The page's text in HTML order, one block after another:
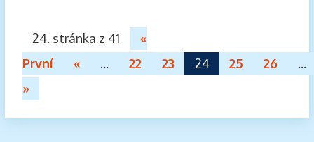
24. stránka z 41
«
První
« ... 22 23 24 25 26
...
»